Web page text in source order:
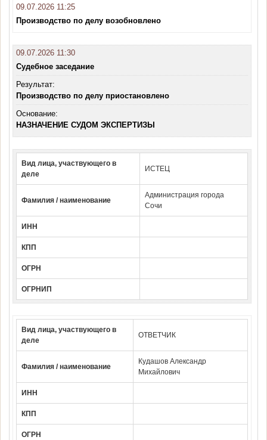
09.07.2026 11:25
Производство по делу возобновлено
09.07.2026 11:30
Судебное заседание
Результат:
Производство по делу приостановлено
Основание:
НАЗНАЧЕНИЕ СУДОМ ЭКСПЕРТИЗЫ
Вид лица, участвующего в
деле
ИСТЕЦ
Фамилия / наименование
Администрация города
Сочи
ИНН
КПП
ОГРН
ОГРНИП
Вид лица, участвующего в
деле
ОТВЕТЧИК
Фамилия / наименование
Кудашов Александр
Михайлович
ИНН
КПП
ОГРН